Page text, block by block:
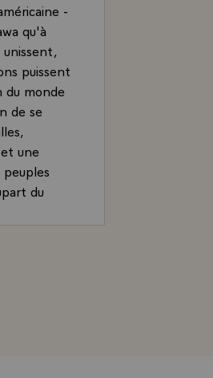
-
qu'à
unissent,
puissent
du monde
de se
une
du
le
propre
Président de la République,